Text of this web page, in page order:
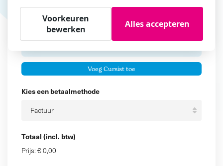
Cursisten
Voeg cursisten toe
Tussenvoegsel
Voeg Cursist toe
Kies een betaalmethode
Totaal (incl. btw)
Prijs: € 0,00
Voorkeuren
bewerken
Alles accepteren